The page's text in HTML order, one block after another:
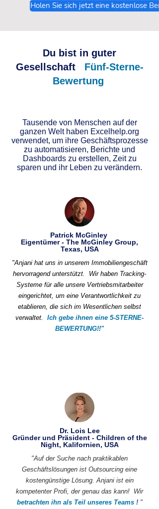
Holen Sie sich jetzt eine kostenlose
Du bist in guter
Gesellschaft
Fünf-Sterne-
Bewertung
Tausende von Menschen auf der
ganzen Welt haben Excelhelp.org
verwendet, um ihre Geschäftsprozesse
zu automatisieren, Berichte und
Dashboards zu erstellen, Zeit zu
sparen und ihr Leben zu verändern.
Patrick McGinley
Eigentümer - The McGinley Group,
Texas, USA
"Anjani hat uns in unserem Immobiliengeschäft
hervorragend unterstützt.
Wir haben Tracking-
Systeme für alle unsere Vertriebsmitarbeiter
eingerichtet, um eine Verantwortlichkeit zu
etablieren, die sich im Wesentlichen selbst
verwaltet.
Ich gebe ihnen eine 5-STERNE-
BEWERTUNG!!"
Dr. Lois Lee
Gründer und Präsident - Children of the
Night, Kalifornien, USA
"Auf der Suche nach praktikablen
Geschäftslösungen ist Outsourcing eine
kostengünstige Lösung. Anjani ist ein
kompetenter Profi, der genau das kann! Wir
betrachten ihn als Teil unseres Teams ! "